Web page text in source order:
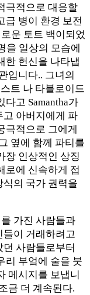
극적으로 대응할
급 병이 환경 보전
운 토트 백이되었
을 일상의 모습에
한 헌신을 나타냅
입니다.. 그녀의
트 나 타블로이드
고 Samantha가
고 아버지에게 파
극적으로 그에게
옆에 함께 파티를
장 인상적인 상징
로에 신속하게 접
의 국가 권력을
가진 사람들과
이 거래하려고
사람들로부터
리 부엌에 술을 붓
메시지를 보냅니
금 더 계속된다.